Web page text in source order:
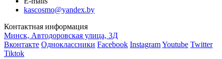
kascosmo@yandex.by
Контактная информация
Минск, Автодоровская улица, 3Д
Вконтакте Одноклассники Facebook InstagramYoutube Twitter
Tiktok